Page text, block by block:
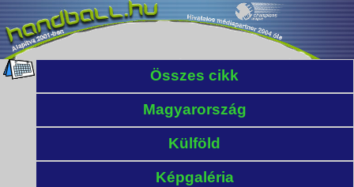
Összes cikk
Magyarország
Külföld
Képgaléria